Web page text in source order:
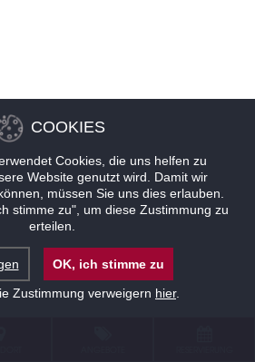
COOKIES
Cookies, die uns helfen zu
Website genutzt wird. Damit wir
müssen Sie uns dies erlauben.
stimme zu", um diese Zustimmung zu
erteilen.
OK, ich stimme zu
Zustimmung verweigern hier.